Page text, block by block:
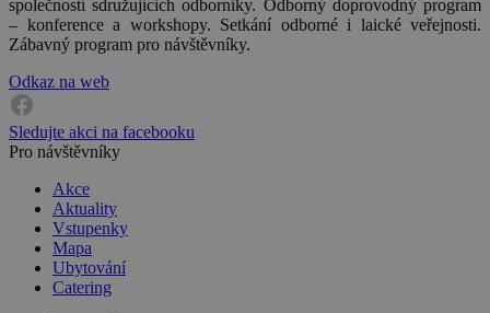
společností sdružujících odborníky. Odborný doprovodný program
– konference a workshopy. Setkání odborné i laické veřejnosti.
Zábavný program pro návštěvníky.
Odkaz na web
Sledujte akci na facebooku
Pro návštěvníky
Akce
Aktuality
Vstupenky
Mapa
Ubytování
Catering